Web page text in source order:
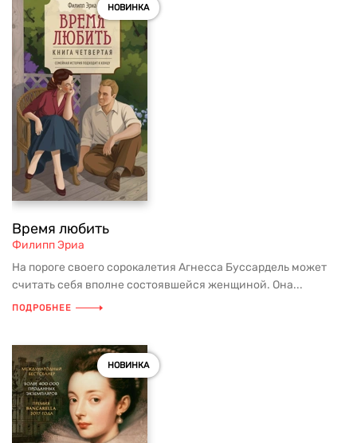
НОВИНКА
Время любить
Филипп Эриа
На пороге своего сорокалетия Агнесса Буссардель может
считать себя вполне состоявшейся женщиной. Она...
ПОДРОБНЕЕ
НОВИНКА